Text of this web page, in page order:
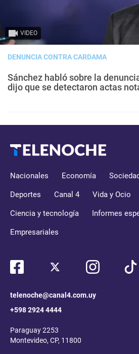
VIDEO
DENUNCIA CONTRA CARDAMA
Sánchez habló sobre la
dijo que se detectaron actas
Nacionales Economía Sociedad
Deportes Canal 4 Vida y Ocio
Ciencia y tecnología Informes
Empresariales
telenoche@canal4.com.uy
+598 2924 4444
Paraguay 2253
Montevideo, CP, 11800